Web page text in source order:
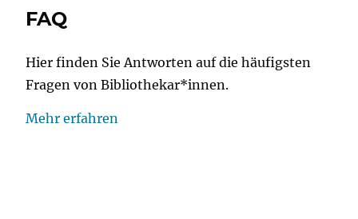
FAQ
Hier finden Sie Antworten auf die häufigsten
Fragen von Bibliothekar*innen.
Mehr erfahren